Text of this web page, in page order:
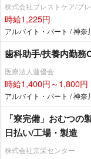
株式会社ブレストケア/ブ
時給1,225円
アルバイト・パート / 神奈
歯科助手/扶養内勤務
医療法人蓮優会
時給1,400円～1,800円
アルバイト・パート / 神奈
「寮完備」おむつ
日払い/工場・製造
株式会社京栄センター